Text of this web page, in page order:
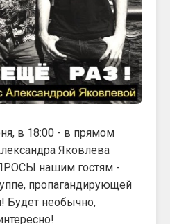
в 18:00 - в прямом
Яковлева
нашим гостям -
пропагандирующей
Будет необычно,